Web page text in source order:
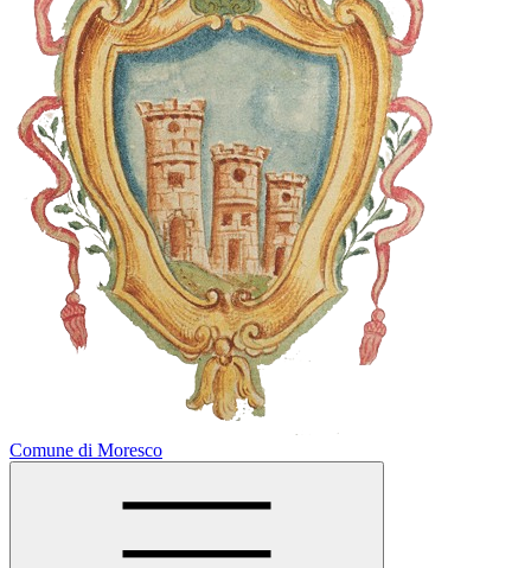
Comune di Moresco